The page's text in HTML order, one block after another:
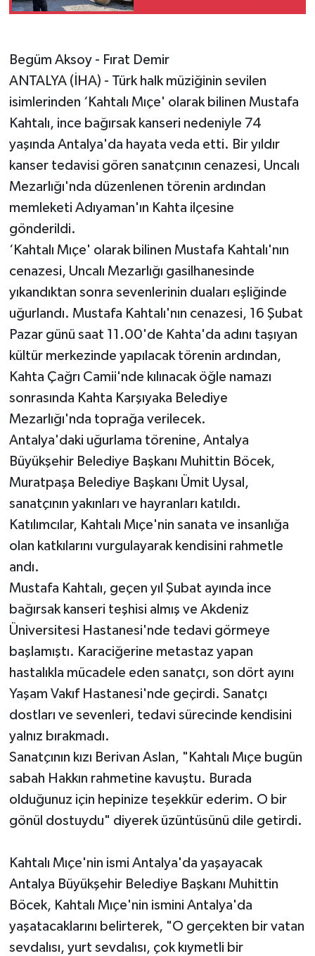
Begüm Aksoy - Fırat Demir
ANTALYA (İHA) - Türk halk müziğinin sevilen
isimlerinden ‘Kahtalı Mıçe' olarak bilinen Mustafa
Kahtalı, ince bağırsak kanseri nedeniyle 74
yaşında Antalya'da hayata veda etti. Bir yıldır
kanser tedavisi gören sanatçının cenazesi, Uncalı
Mezarlığı'nda düzenlenen törenin ardından
memleketi Adıyaman'ın Kahta ilçesine
gönderildi.
‘Kahtalı Mıçe' olarak bilinen Mustafa Kahtalı'nın
cenazesi, Uncalı Mezarlığı gasilhanesinde
yıkandıktan sonra sevenlerinin duaları eşliğinde
uğurlandı. Mustafa Kahtalı'nın cenazesi, 16 Şubat
Pazar günü saat 11.00'de Kahta'da adını taşıyan
kültür merkezinde yapılacak törenin ardından,
Kahta Çağrı Camii'nde kılınacak öğle namazı
sonrasında Kahta Karşıyaka Belediye
Mezarlığı'nda toprağa verilecek.
Antalya'daki uğurlama törenine, Antalya
Büyükşehir Belediye Başkanı Muhittin Böcek,
Muratpaşa Belediye Başkanı Ümit Uysal,
sanatçının yakınları ve hayranları katıldı.
Katılımcılar, Kahtalı Mıçe'nin sanata ve insanlığa
olan katkılarını vurgulayarak kendisini rahmetle
andı.
Mustafa Kahtalı, geçen yıl Şubat ayında ince
bağırsak kanseri teşhisi almış ve Akdeniz
Üniversitesi Hastanesi'nde tedavi görmeye
başlamıştı. Karaciğerine metastaz yapan
hastalıkla mücadele eden sanatçı, son dört ayını
Yaşam Vakıf Hastanesi'nde geçirdi. Sanatçı
dostları ve sevenleri, tedavi sürecinde kendisini
yalnız bırakmadı.
Sanatçının kızı Berivan Aslan, "Kahtalı Mıçe bugün
sabah Hakkın rahmetine kavuştu. Burada
olduğunuz için hepinize teşekkür ederim. O bir
gönül dostuydu" diyerek üzüntüsünü dile getirdi.
Kahtalı Mıçe'nin ismi Antalya'da yaşayacak
Antalya Büyükşehir Belediye Başkanı Muhittin
Böcek, Kahtalı Mıçe'nin ismini Antalya'da
yaşatacaklarını belirterek, "O gerçekten bir vatan
sevdalısı, yurt sevdalısı, çok kıymetli bir